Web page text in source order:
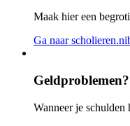
Maak hier een
Ga naar
Wanneer je